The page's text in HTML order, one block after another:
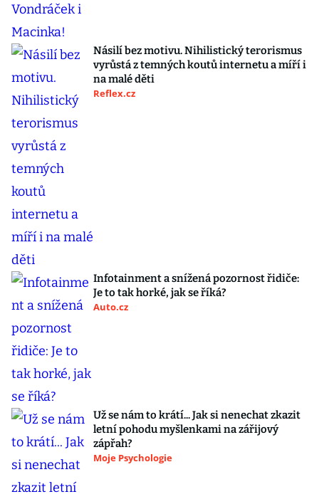
Násilí bez motivu. Nihilistický terorismus
vyrůstá z temných koutů internetu a míří i
na malé děti
Reflex.cz
Infotainment a snížená pozornost řidiče:
Je to tak horké, jak se říká?
Auto.cz
Už se nám to krátí... Jak si nenechat zkazit
letní pohodu myšlenkami na zářijový
zápřah?
Moje Psychologie